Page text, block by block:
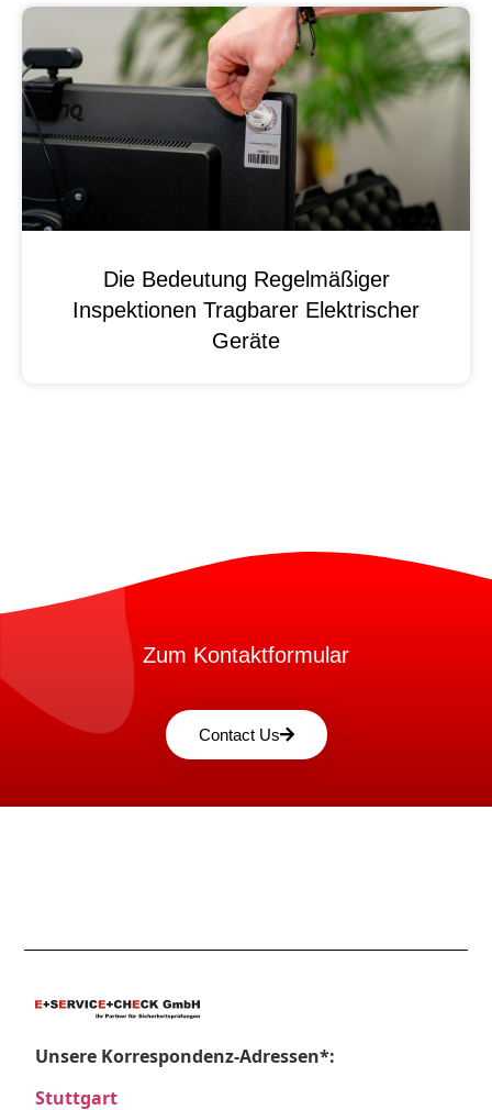
Die Bedeutung Regelmäßiger
Inspektionen Tragbarer Elektrischer
Geräte
Zum Kontaktformular
Contact Us
Unsere Korrespondenz-Adressen*:
Stuttgart